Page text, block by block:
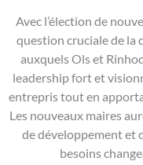
Avec l’élection de
question cruciale de la
auxquels Ols et
leadership fort et
entrepris tout en
Les nouveaux maires
de développement et
besoins